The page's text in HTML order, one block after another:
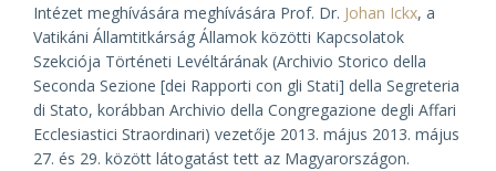
Intézet meghívására meghívására Prof. Dr. Johan Ickx, a
Vatikáni Államtitkárság Államok közötti Kapcsolatok
Szekciója Történeti Levéltárának (Archivio Storico della
Seconda Sezione [dei Rapporti con gli Stati] della Segreteria
di Stato, korábban Archivio della Congregazione degli Affari
Ecclesiastici Straordinari) vezetője 2013. május 2013. május
27. és 29. között látogatást tett az Magyarországon.